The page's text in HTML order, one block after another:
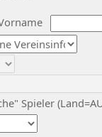
Spieler